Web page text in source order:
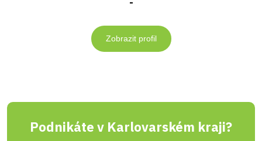
Zobrazit profil
Podnikáte v Karlovarském kraji?